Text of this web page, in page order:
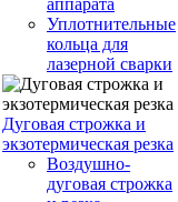
аппарата
Уплотнительные
кольца для
лазерной сварки
Дуговая строжка и
экзотермическая резка
Воздушно-
дуговая строжка